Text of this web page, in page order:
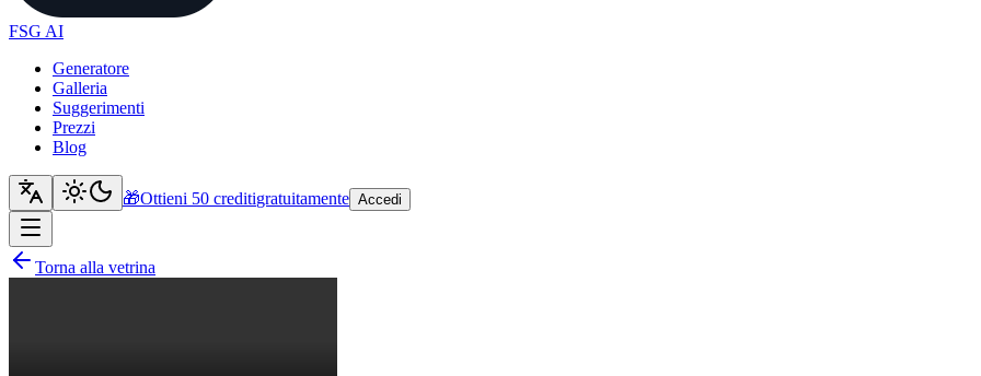
FSG AI
Generatore
Galleria
Suggerimenti
Prezzi
Blog
🎁Ottieni 50 creditigratuitamente Accedi
Torna alla vetrina